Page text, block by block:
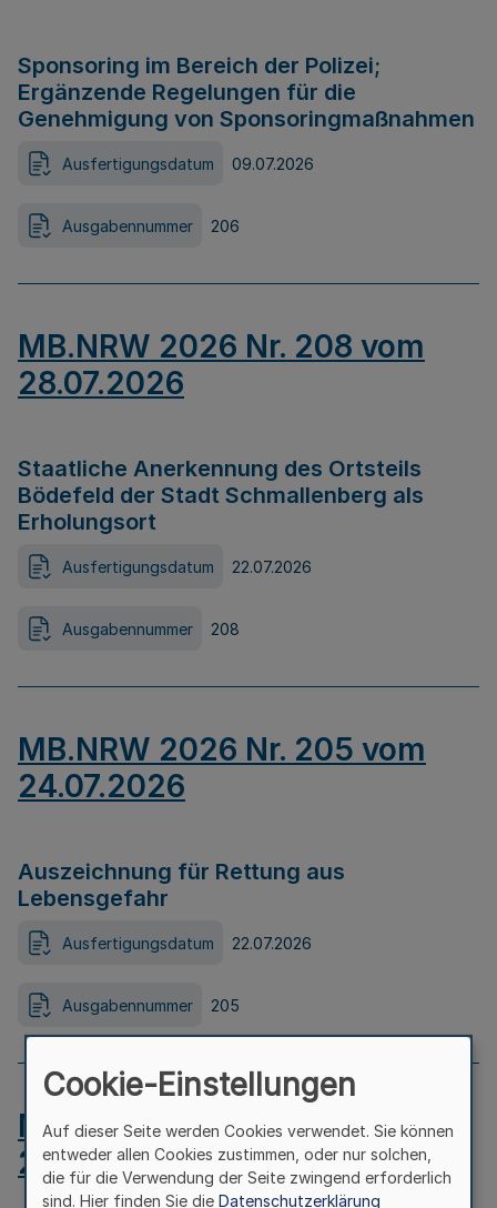
Sponsoring im Bereich der Polizei;
Ergänzende Regelungen für die
Genehmigung von Sponsoringmaßnahmen
Ausfertigungsdatum 09.07.2026
Ausgabennummer 206
MB.NRW 2026 Nr. 208 vom
28.07.2026
Staatliche Anerkennung des Ortsteils
Bödefeld der Stadt Schmallenberg als
Erholungsort
Ausfertigungsdatum 22.07.2026
Ausgabennummer 208
MB.NRW 2026 Nr. 205 vom
24.07.2026
Auszeichnung für Rettung aus
Lebensgefahr
Ausfertigungsdatum 22.07.2026
Ausgabennummer 205
MB.NRW 2026 Nr. 204 vom
24.07.2026
Cookie-Einstellungen
Auf dieser Seite werden Cookies verwendet. Sie können
entweder allen Cookies zustimmen, oder nur solchen,
die für die Verwendung der Seite zwingend erforderlich
sind. Hier finden Sie die Datenschutzerklärung